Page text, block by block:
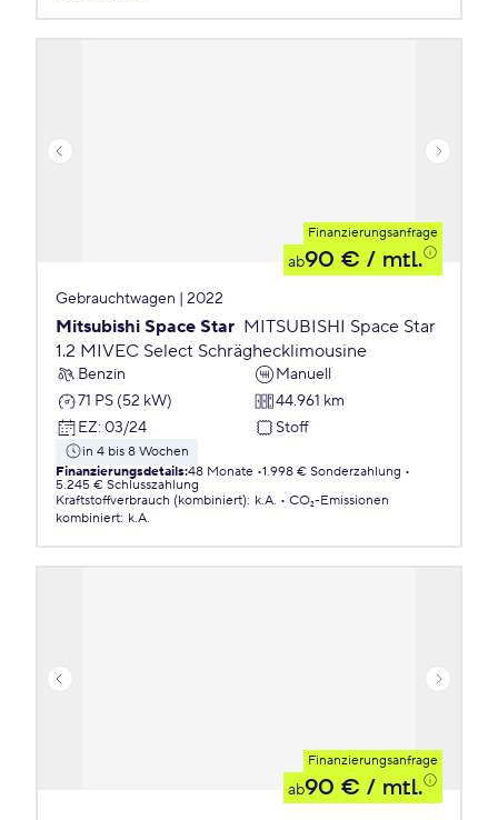
Finanzierungsanfrage
ab90 € / mtl.
Gebrauchtwagen | 2022
Mitsubishi Space Star MITSUBISHI Space Star
1.2 MIVEC Select Schräghecklimousine
Benzin
Manuell
71 PS (52 kW)
44.961 km
EZ: 03/24 Stoff
in 4 bis 8 Wochen
Finanzierungsdetails:48 Monate 1.998 € Sonderzahlung
5.245 € Schlusszahlung
Kraftstoffverbrauch (kombiniert): k.A.
CO₂-Emissionen
kombiniert: k.A.
Finanzierungsanfrage
ab90 € / mtl.